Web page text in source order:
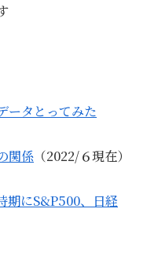
ータとってみた
関係 （2022/６現在）
期にS&P500、日経